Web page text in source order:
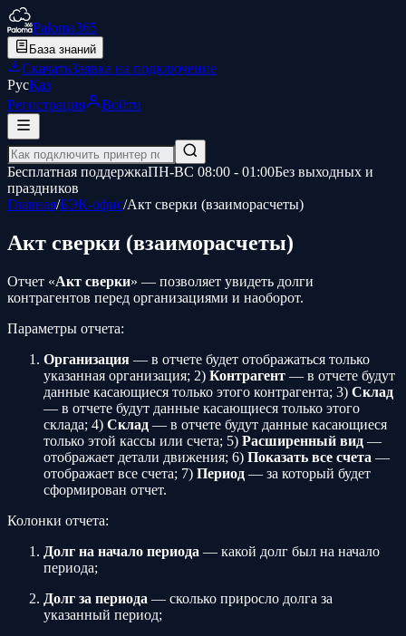
Paloma365
База знаний
СкачатьЗаявка на подключение
РусҚаз
Регистрация
Войти
Бесплатная поддержкаПН-ВС 08:00 - 01:00Без выходных и
праздников
Главная/БЭК-офис/Акт сверки (взаиморасчеты)
Акт сверки (взаиморасчеты)
Отчет «Акт сверки» — позволяет увидеть долги
контрагентов перед организациями и наоборот.
Параметры отчета:
Организация — в отчете будет отображаться только
указанная организация; 2) Контрагент — в отчете будут
данные касающиеся только этого контрагента; 3) Склад
— в отчете будут данные касающиеся только этого
склада; 4) Склад — в отчете будут данные касающиеся
только этой кассы или счета; 5) Расширенный вид —
отображает детали движения; 6) Показать все счета —
отображает все счета; 7) Период — за который будет
сформирован отчет.
Колонки отчета:
Долг на начало периода — какой долг был на начало
периода;
Долг за периода — сколько приросло долга за
указанный период;